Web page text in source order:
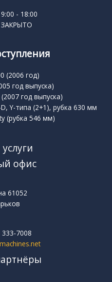
- 18:00
ЗАКРЫТО
(2006 год)
год выпуска)
год выпуска)
Y-типа (2+1), рубка 630 мм
(рубка 546 мм)
офис
61052
333-7008